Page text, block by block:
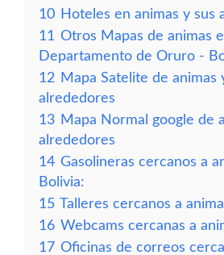
10 Hoteles en animas y sus
11 Otros Mapas de animas
Departamento de Oruro -
12 Mapa Satelite de animas
alrededores
13 Mapa Normal google de
alrededores
14 Gasolineras cercanos a
Bolivia:
15 Talleres cercanos a
16 Webcams cercanas a
17 Oficinas de correos